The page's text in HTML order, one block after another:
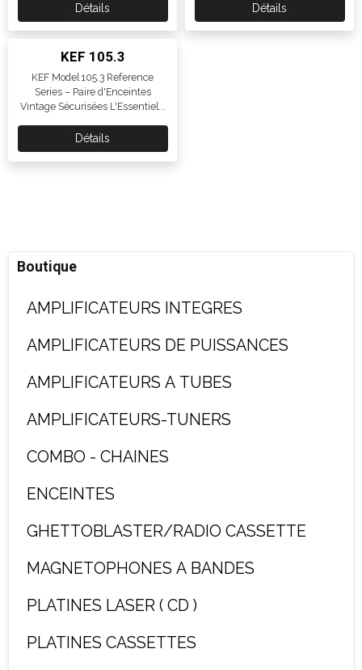
Détails Détails
KEF 105.3
KEF Model 105.3 Reference
Series – Paire d'Enceintes
Vintage Sécurisées L'Essentiel...
Détails
Boutique
AMPLIFICATEURS INTEGRES
AMPLIFICATEURS DE PUISSANCES
AMPLIFICATEURS A TUBES
AMPLIFICATEURS-TUNERS
COMBO - CHAINES
ENCEINTES
GHETTOBLASTER/RADIO CASSETTE
MAGNETOPHONES A BANDES
PLATINES LASER ( CD )
PLATINES CASSETTES